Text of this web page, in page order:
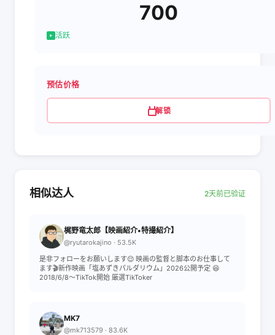
700
活跃
预估价格
解锁
相似达人 2天前已验证
梶野竜太郎【映画紹介•特撮紹介】
@ryutarokajino · 53.5K
是非フォローをお願いします😌 映画の監督と脚本のお仕事して
ます🎬新作映画「塩あずきパルダリウム」2026公開予定 😆
2018/6/8〜TikTok開始 厳選TikToker
MK7
@mk713579 · 83.6K